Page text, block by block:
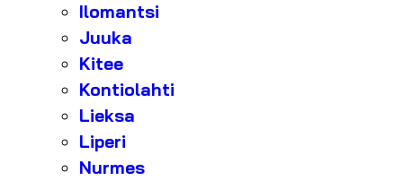
Ilomantsi
Juuka
Kitee
Kontiolahti
Lieksa
Liperi
Nurmes